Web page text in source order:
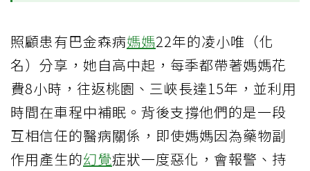
照顧患有巴金森病媽媽22年的凌小唯（化
名）分享，她自高中起，每季都帶著媽媽花
費8小時，往返桃園、三峽長達15年，並利用
時間在車程中補眠。背後支撐他們的是一段
互相信任的醫病關係，即使媽媽因為藥物副
作用產生的幻覺症狀一度惡化，會報警、持